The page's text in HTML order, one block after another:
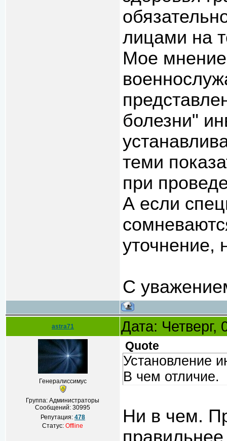
лицами на
Мое
болезни"
теми
при
А если
уточнение,
С
astra71 Дата:
Генералиссимус
Группа: Администраторы
Сообщений:30995
Репутация: 478
Статус:Offline
Quote
Установление
В чем отличие.
Ни в чем.
правильнее